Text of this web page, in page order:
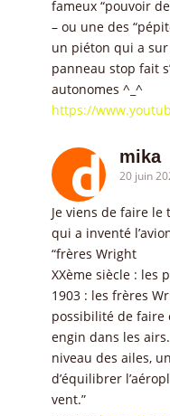
fameux “pouvoir
– ou une des
un piéton qui a
panneau stop fait
autonomes ^_^
https://
mika
20 juin
Je viens de faire le
qui a inventé
“frères Wright
XXème siècle : les
1903 : les frères
possibilité de faire
engin dans les
niveau des ailes,
d’équilibrer
vent.”